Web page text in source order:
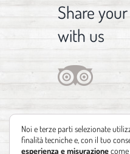
Share
with us
Noi e terze parti selezionate
finalità tecniche e, con il tuo
esperienza e misurazione